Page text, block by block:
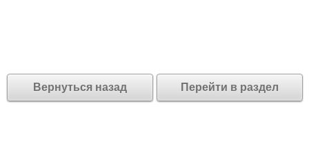
Вернуться назад Перейти в раздел